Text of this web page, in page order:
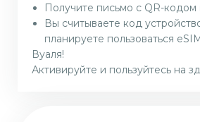
Получите письмо с QR-кодом
Вы считываете код
планируете пользоваться
Вуаля!
Активируйте и пользуйтесь на